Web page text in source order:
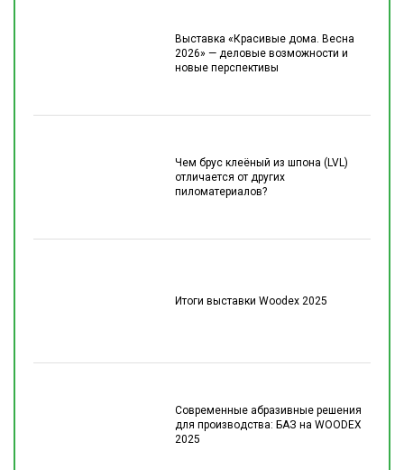
Выставка «Красивые дома. Весна
2026» — деловые возможности и
новые перспективы
Чем брус клеёный из шпона (LVL)
отличается от других
пиломатериалов?
Итоги выставки Woodex 2025
Современные абразивные решения
для производства: БАЗ на WOODEX
2025